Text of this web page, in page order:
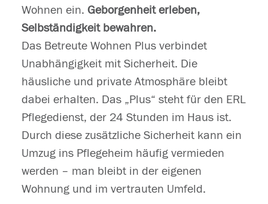
Wohnen ein. Geborgenheit erleben,
Selbständigkeit bewahren.
Das Betreute Wohnen Plus verbindet
Unabhängigkeit mit Sicherheit. Die
häusliche und private Atmosphäre bleibt
dabei erhalten. Das „Plus“ steht für den ERL
Pflegedienst, der 24 Stunden im Haus ist.
Durch diese zusätzliche Sicherheit kann ein
Umzug ins Pflegeheim häufig vermieden
werden – man bleibt in der eigenen
Wohnung und im vertrauten Umfeld.